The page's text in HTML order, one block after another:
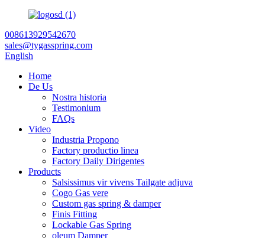
008613929542670
sales@tygasspring.com
English
Home
De Us
Nostra historia
Testimonium
FAQs
Video
Industria Propono
Factory productio linea
Factory Daily Dirigentes
Products
Salsissimus vir vivens Tailgate adjuva
Cogo Gas vere
Custom gas spring & damper
Finis Fitting
Lockable Gas Spring
oleum Damper